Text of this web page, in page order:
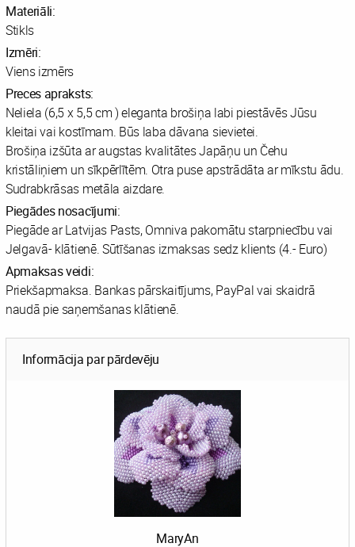
Materiāli:
Stikls
Izmēri:
Viens izmērs
Preces apraksts:
Neliela (6,5 x 5,5 cm ) eleganta brošiņa labi piestāvēs Jūsu
kleitai vai kostīmam. Būs laba dāvana sievietei.
Brošiņa izšūta ar augstas kvalitātes Japāņu un Čehu
kristāliņiem un sīkpērlītēm. Otra puse apstrādāta ar mīkstu ādu.
Sudrabkrāsas metāla aizdare.
Piegādes nosacījumi:
Piegāde ar Latvijas Pasts, Omniva pakomātu starpniecību vai
Jelgavā- klātienē. Sūtīšanas izmaksas sedz klients (4.- Euro)
Apmaksas veidi:
Priekšapmaksa. Bankas pārskaitījums, PayPal vai skaidrā
naudā pie saņemšanas klātienē.
Informācija par pārdevēju
MaryAn